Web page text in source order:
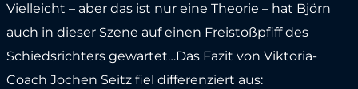
Vielleicht – aber das ist nur eine Theorie – hat Björn
auch in dieser Szene auf einen Freistoßpfiff des
Schiedsrichters gewartet…Das Fazit von Viktoria-
Coach Jochen Seitz fiel differenziert aus: